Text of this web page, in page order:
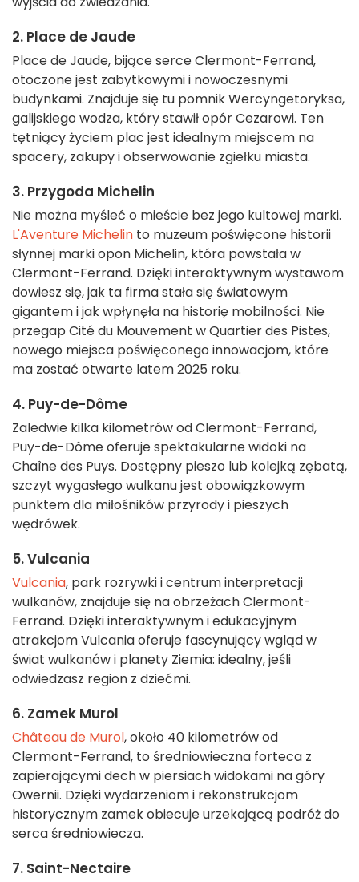
2. Place de Jaude
Place de Jaude, bijące serce Clermont-Ferrand,
otoczone jest zabytkowymi i nowoczesnymi
budynkami. Znajduje się tu pomnik Wercyngetoryksa,
galijskiego wodza, który stawił opór Cezarowi. Ten
tętniący życiem plac jest idealnym miejscem na
spacery, zakupy i obserwowanie zgiełku miasta.
3. Przygoda Michelin
Nie można myśleć o mieście bez jego kultowej marki.
L'Aventure Michelin to muzeum poświęcone historii
słynnej marki opon Michelin, która powstała w
Clermont-Ferrand. Dzięki interaktywnym wystawom
dowiesz się, jak ta firma stała się światowym
gigantem i jak wpłynęła na historię mobilności. Nie
przegap Cité du Mouvement w Quartier des Pistes,
nowego miejsca poświęconego innowacjom, które
ma zostać otwarte latem 2025 roku.
4. Puy-de-Dôme
Zaledwie kilka kilometrów od Clermont-Ferrand,
Puy-de-Dôme oferuje spektakularne widoki na
Chaîne des Puys. Dostępny pieszo lub kolejką zębatą,
szczyt wygasłego wulkanu jest obowiązkowym
punktem dla miłośników przyrody i pieszych
wędrówek.
5. Vulcania
Vulcania, park rozrywki i centrum interpretacji
wulkanów, znajduje się na obrzeżach Clermont-
Ferrand. Dzięki interaktywnym i edukacyjnym
atrakcjom Vulcania oferuje fascynujący wgląd w
świat wulkanów i planety Ziemia: idealny, jeśli
odwiedzasz region z dziećmi.
6. Zamek Murol
Château de Murol, około 40 kilometrów od
Clermont-Ferrand, to średniowieczna forteca z
zapierającymi dech w piersiach widokami na góry
Owernii. Dzięki wydarzeniom i rekonstrukcjom
historycznym zamek obiecuje urzekającą podróż do
serca średniowiecza.
7. Saint-Nectaire